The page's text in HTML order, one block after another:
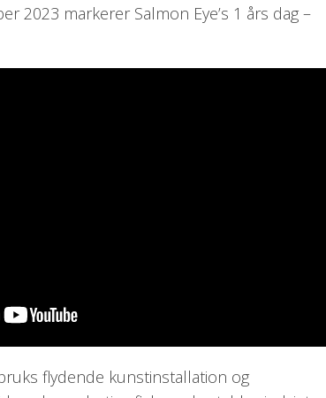
2023 markerer Salmon Eye’s 1 års dag –
flydende kunstinstallation og